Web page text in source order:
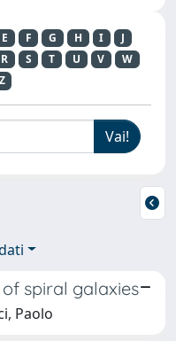
E F G H I
J
R S T U V
W
Z
spiral galaxies
Paolo